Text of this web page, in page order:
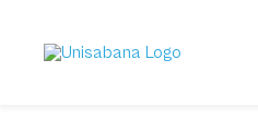
contenido
principal